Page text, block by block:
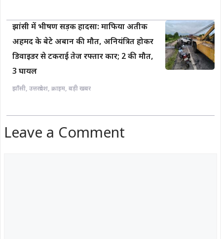
झांसी में भीषण सड़क हादसा: माफिया अतीक
अहमद के बेटे अबान की मौत, अनियंत्रित होकर
डिवाइडर से टकराई तेज रफ्तार कार; 2 की मौत,
3 घायल
झाँसी, उत्तरप्रदेश, क्राइम, बड़ी खबर
Leave a Comment